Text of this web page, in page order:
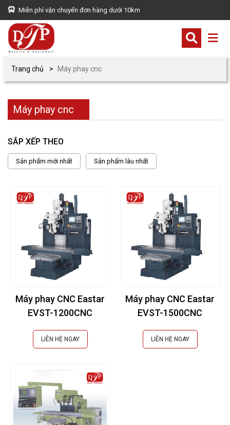
Miễn phí vận chuyển đơn hàng dưới 10km
Trang chủ Máy phay cnc
Máy phay cnc
SẮP XẾP THEO
Sản phẩm mới nhất Sản phẩm lâu nhất
Máy phay CNC Eastar
EVST-1200CNC
LIÊN HỆ NGAY
Máy phay CNC Eastar
EVST-1500CNC
LIÊN HỆ NGAY